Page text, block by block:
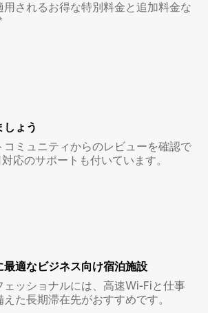
されるお得な特別料金と追加料金な
ょう
ミュニティからのレビューを確認で
応のサポートも付いています。
適⁠なビ⁠ジ⁠ネ⁠ス⁠向⁠け宿⁠泊⁠施⁠設
ェッショナルには、高速Wi-Fiと仕事
た長期滞在先がおすすめです。